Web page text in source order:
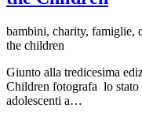
bambini, charity, famiglie,
the children
Giunto alla tredicesima
Children fotografa lo stato
adolescenti a…